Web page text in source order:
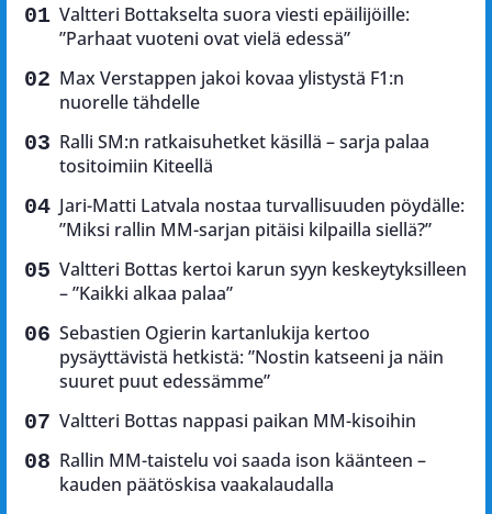
Valtteri Bottakselta suora viesti epäilijöille:
”Parhaat vuoteni ovat vielä edessä”
Max Verstappen jakoi kovaa ylistystä F1:n
nuorelle tähdelle
Ralli SM:n ratkaisuhetket käsillä – sarja palaa
tositoimiin Kiteellä
Jari-Matti Latvala nostaa turvallisuuden pöydälle:
”Miksi rallin MM-sarjan pitäisi kilpailla siellä?”
Valtteri Bottas kertoi karun syyn keskeytyksilleen
– ”Kaikki alkaa palaa”
Sebastien Ogierin kartanlukija kertoo
pysäyttävistä hetkistä: ”Nostin katseeni ja näin
suuret puut edessämme”
Valtteri Bottas nappasi paikan MM-kisoihin
Rallin MM-taistelu voi saada ison käänteen –
kauden päätöskisa vaakalaudalla